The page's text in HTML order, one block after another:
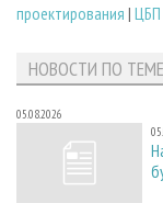
проектирования | ЦБП
НОВОСТИ ПО ТЕМЕ
05.08.2026